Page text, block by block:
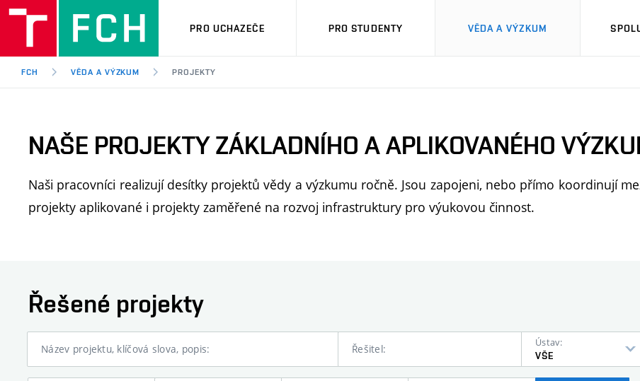
PRO UCHAZEČE PRO STUDENTY VĚDA A VÝZKUM
FCH VĚDA A VÝZKUM PROJEKTY
NAŠE PROJEKTY ZÁKLADNÍHO A APLIKOVANÉHO
Naši pracovníci realizují desítky projektů vědy a výzkumu ročně. Jsou zapojeni, nebo přímo koordinují
projekty aplikované i projekty zaměřené na rozvoj infrastruktury pro výukovou činnost.
Řešené projekty
Název projektu, klíčová slova, popis: Řešitel: Ústav:
VŠE